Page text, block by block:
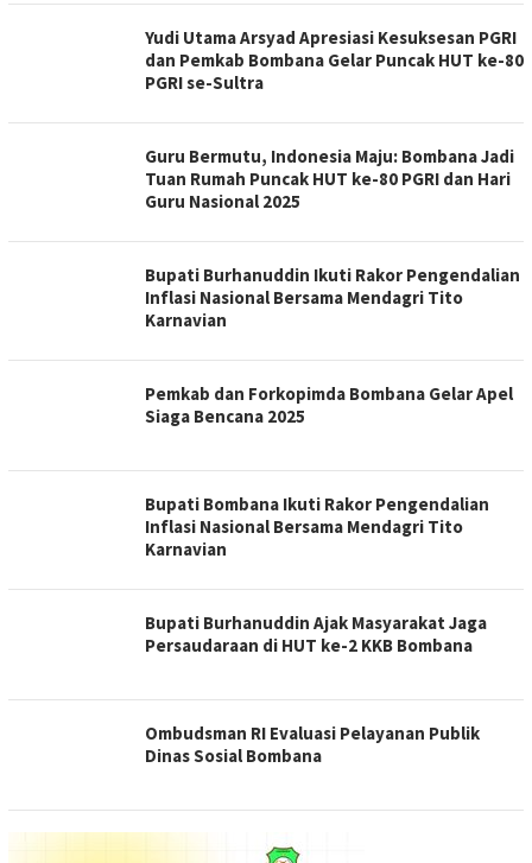
Yudi Utama Arsyad Apresiasi Kesuksesan PGRI
dan Pemkab Bombana Gelar Puncak HUT ke-80
PGRI se-Sultra
Guru Bermutu, Indonesia Maju: Bombana Jadi
Tuan Rumah Puncak HUT ke-80 PGRI dan Hari
Guru Nasional 2025
Bupati Burhanuddin Ikuti Rakor Pengendalian
Inflasi Nasional Bersama Mendagri Tito
Karnavian
Pemkab dan Forkopimda Bombana Gelar Apel
Siaga Bencana 2025
Bupati Bombana Ikuti Rakor Pengendalian
Inflasi Nasional Bersama Mendagri Tito
Karnavian
Bupati Burhanuddin Ajak Masyarakat Jaga
Persaudaraan di HUT ke-2 KKB Bombana
Ombudsman RI Evaluasi Pelayanan Publik
Dinas Sosial Bombana